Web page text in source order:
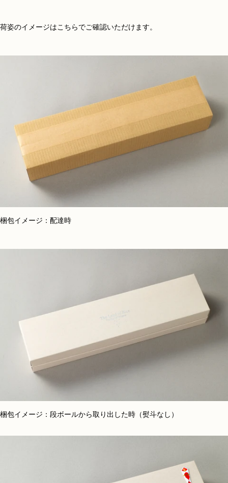
荷姿のイメージはこちらでご確認いただけます。
梱包イメージ：配達時
梱包イメージ：段ボールから取り出した時（熨斗なし）